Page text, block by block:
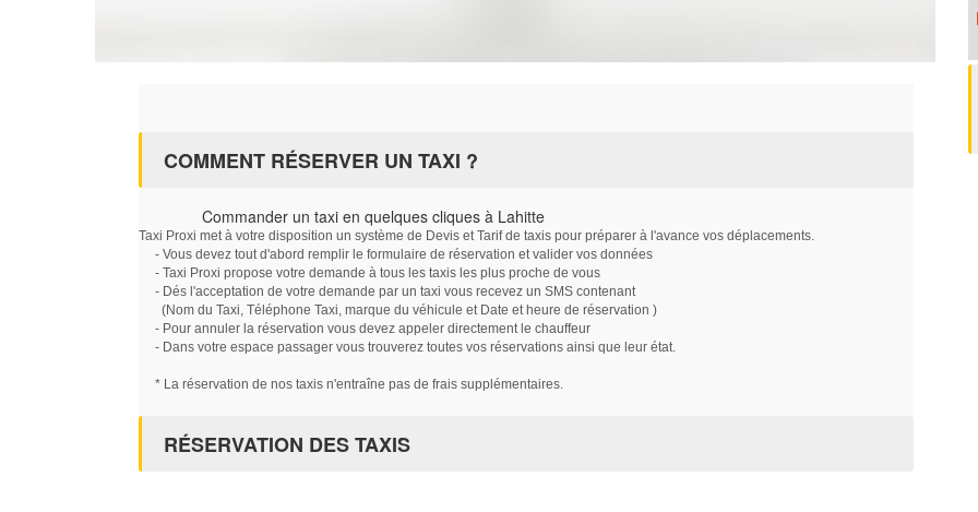
COMMENT RÉSERVER UN TAXI ?
Commander un taxi en quelques cliques à Lahitte
Taxi Proxi met à votre disposition un système de Devis et Tarif de taxis pour préparer à l'avance vos déplacements.
- Vous devez tout d'abord remplir le formulaire de réservation et valider vos données
- Taxi Proxi propose votre demande à tous les taxis les plus proche de vous
- Dés l'acceptation de votre demande par un taxi vous recevez un SMS contenant
(Nom du Taxi, Téléphone Taxi, marque du véhicule et Date et heure de réservation )
- Pour annuler la réservation vous devez appeler directement le chauffeur
- Dans votre espace passager vous trouverez toutes vos réservations ainsi que leur état.
* La réservation de nos taxis n'entraîne pas de frais supplémentaires.
RÉSERVATION DES TAXIS